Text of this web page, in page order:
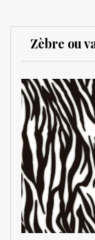
Zèbre ou